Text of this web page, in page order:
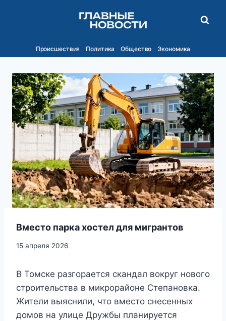
Происшествия Политика Общество Экономика
Вместо парка хостел для мигрантов
15 апреля 2026
В Томске разгорается скандал вокруг нового
строительства в микрорайоне Степановка.
Жители выяснили, что вместо снесенных
домов на улице Дружбы планируется